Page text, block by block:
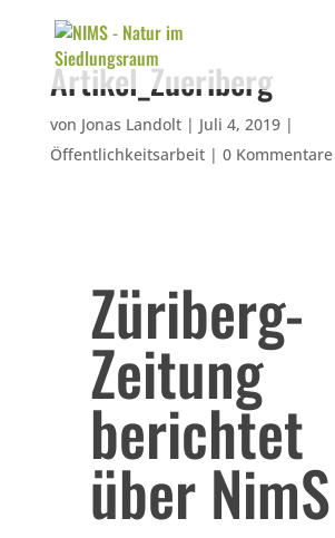
Artikel_Zueriberg
von Jonas Landolt| Juli 4, 2019|
Öffentlichkeitsarbeit| 0 Kommentare
Züriberg-
Zeitung
berichtet
über NimS